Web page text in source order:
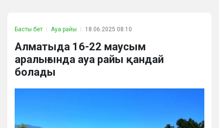
Басты бет Ауа райы 18.06.2025 08:10
Алматыда 16-22 маусым
аралығында ауа райы қандай
болады